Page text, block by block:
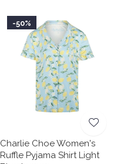
-50%
Charlie Choe Women's
Ruffle Pyjama Shirt Light